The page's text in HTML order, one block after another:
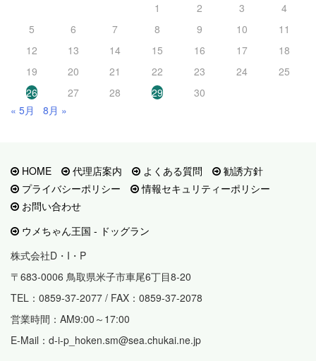
1
2 3
4
5
6 7 8 9 10
11
12
13 14 15 16 17
18
19
20 21 22 23 24
25
26
27 28 29
30
« 5月
8月 »
HOME 代理店案内 よくある質問
勧誘方針
プライバシーポリシー
情報セキュリティーポリシー
お問い合わせ
ウメちゃん王国 - ドッグラン
株式会社D・I・P
〒683-0006 鳥取県米子市車尾6丁目8-20
TEL：0859-37-2077 / FAX：0859-37-2078
営業時間：AM9:00～17:00
E-Mail：d-i-p_hoken.sm@sea.chukai.ne.jp